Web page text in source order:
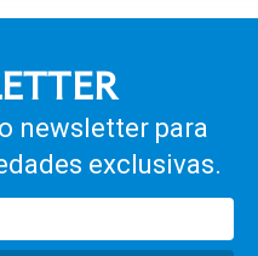
newsletter para
exclusivas.